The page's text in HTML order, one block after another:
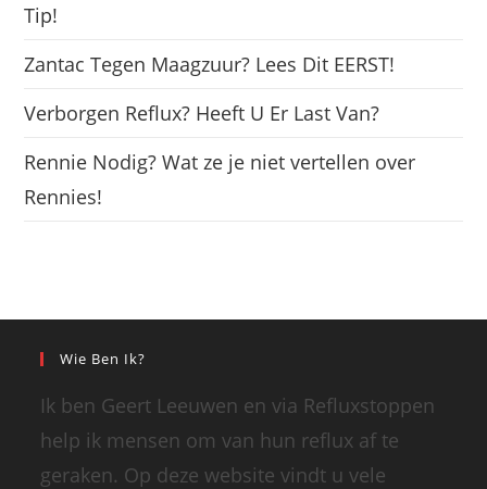
Tip!
Zantac Tegen Maagzuur? Lees Dit EERST!
Verborgen Reflux? Heeft U Er Last Van?
Rennie Nodig? Wat ze je niet vertellen over
Rennies!
Wie Ben Ik?
Ik ben Geert Leeuwen en via Refluxstoppen
help ik mensen om van hun reflux af te
geraken. Op deze website vindt u vele